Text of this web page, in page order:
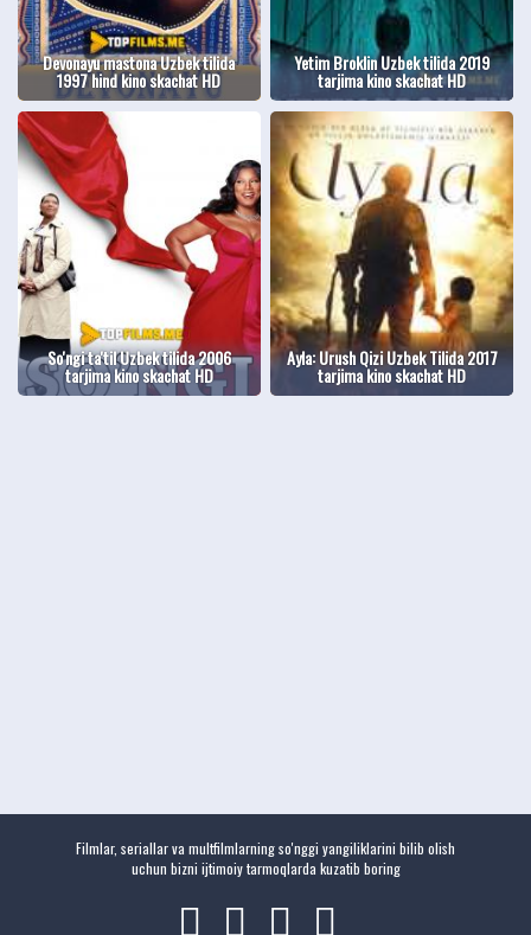
Devonayu mastona Uzbek tilida
1997 hind kino skachat HD
Yetim Broklin Uzbek tilida 2019
tarjima kino skachat HD
So'ngi ta'til Uzbek tilida 2006
tarjima kino skachat HD
Ayla: Urush Qizi Uzbek Tilida 2017
tarjima kino skachat HD
Filmlar, seriallar va multfilmlarning so'nggi yangiliklarini bilib olish
uchun bizni ijtimoiy tarmoqlarda kuzatib boring